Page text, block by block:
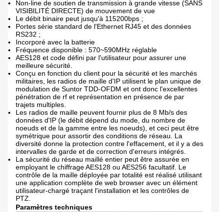
Non-line de soutien de transmission à grande vitesse (SANS
VISIBILITÉ DIRECTE) de mouvement de vue
Le débit binaire peut jusqu'à 115200bps ;
Portes série standard de l'Ethernet RJ45 et des données
RS232 ;
Incorporé avec la batterie
Fréquence disponible : 570~590MHz réglable
AES128 et code défini par l'utilisateur pour assurer une
meilleure sécurité.
Conçu en fonction du client pour la sécurité et les marchés
militaires, les radios de maille d'IP utilisent le plan unique de
modulation de Suntor TDD-OFDM et ont donc l'excellentes
pénétration de rf et représentation en présence de par
trajets multiples.
Les radios de maille peuvent fournir plus de 8 Mb/s des
données d'IP (le débit dépend du mode, du nombre de
noeuds et de la gamme entre les noeuds), et ceci peut être
symétrique pour assortir des conditions de réseau. La
diversité donne la protection contre l'effacement, et il y a des
intervalles de garde et de correction d'erreurs intégrés.
La sécurité du réseau maillé entier peut être assurée en
employant le chiffrage AES128 ou AES256 facultatif. Le
contrôle de la maille déployée par totalité est réalisé utilisant
une application complète de web browser avec un élément
utilisateur-chargé traçant l'installation et les contrôles de
PTZ.
Paramètres techniques